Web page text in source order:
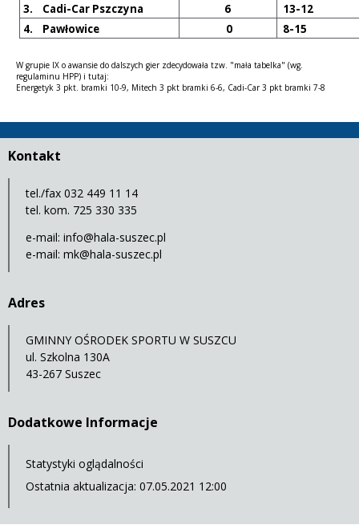
3. Cadi-Car Pszczyna
6
13-12
4. Pawłowice
0 8-15
W grupie IX o awansie do dalszych gier zdecydowała tzw. "mała tabelka" (wg.
regulaminu HPP) i tutaj:
Energetyk 3 pkt. bramki 10-9, Mitech 3 pkt bramki 6-6, Cadi-Car 3 pkt bramki 7-8
Kontakt
tel./fax 032 449 11 14
tel. kom. 725 330 335
e-mail: info@hala-suszec.pl
e-mail: mk@hala-suszec.pl
Adres
GMINNY OŚRODEK SPORTU W SUSZCU
ul. Szkolna 130A
43-267 Suszec
Dodatkowe Informacje
Statystyki oglądalności
Ostatnia aktualizacja: 07.05.2021 12:00